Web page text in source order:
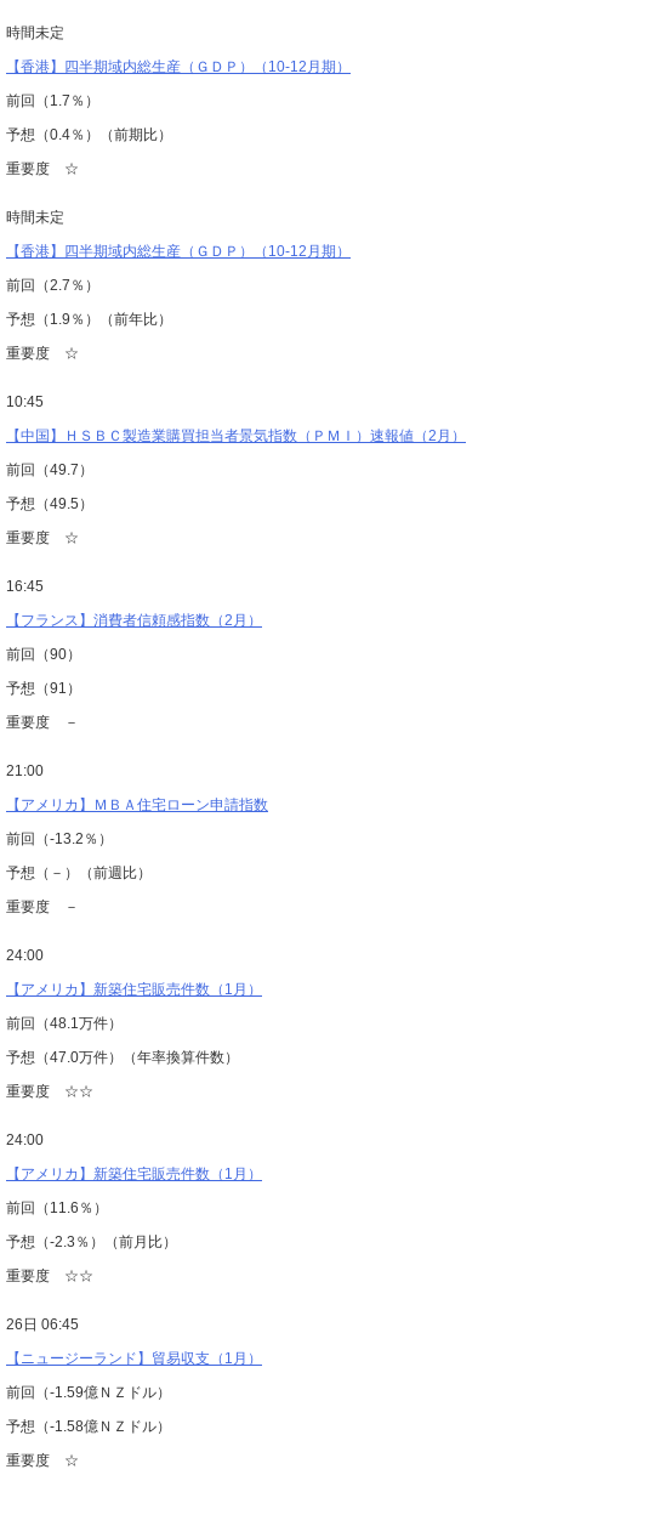
時間未定
【香港】四半期域内総生産（ＧＤＰ）（10-12月期）
前回（1.7％）
予想（0.4％）（前期比）
重要度 ☆
時間未定
【香港】四半期域内総生産（ＧＤＰ）（10-12月期）
前回（2.7％）
予想（1.9％）（前年比）
重要度 ☆
10:45
【中国】ＨＳＢＣ製造業購買担当者景気指数（ＰＭＩ）速報値（2月）
前回（49.7）
予想（49.5）
重要度 ☆
16:45
【フランス】消費者信頼感指数（2月）
前回（90）
予想（91）
重要度 －
21:00
【アメリカ】ＭＢＡ住宅ローン申請指数
前回（-13.2％）
予想（－）（前週比）
重要度 －
24:00
【アメリカ】新築住宅販売件数（1月）
前回（48.1万件）
予想（47.0万件）（年率換算件数）
重要度 ☆☆
24:00
【アメリカ】新築住宅販売件数（1月）
前回（11.6％）
予想（-2.3％）（前月比）
重要度 ☆☆
26日 06:45
【ニュージーランド】貿易収支（1月）
前回（-1.59億ＮＺドル）
予想（-1.58億ＮＺドル）
重要度 ☆